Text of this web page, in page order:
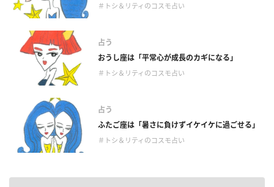
＃トシ＆リティのコスモ占い
占う
おうし座は「平常心が成長のカギになる」
＃トシ＆リティのコスモ占い
占う
ふたご座は「暑さに負けずイケイケに過ごせる」
＃トシ＆リティのコスモ占い